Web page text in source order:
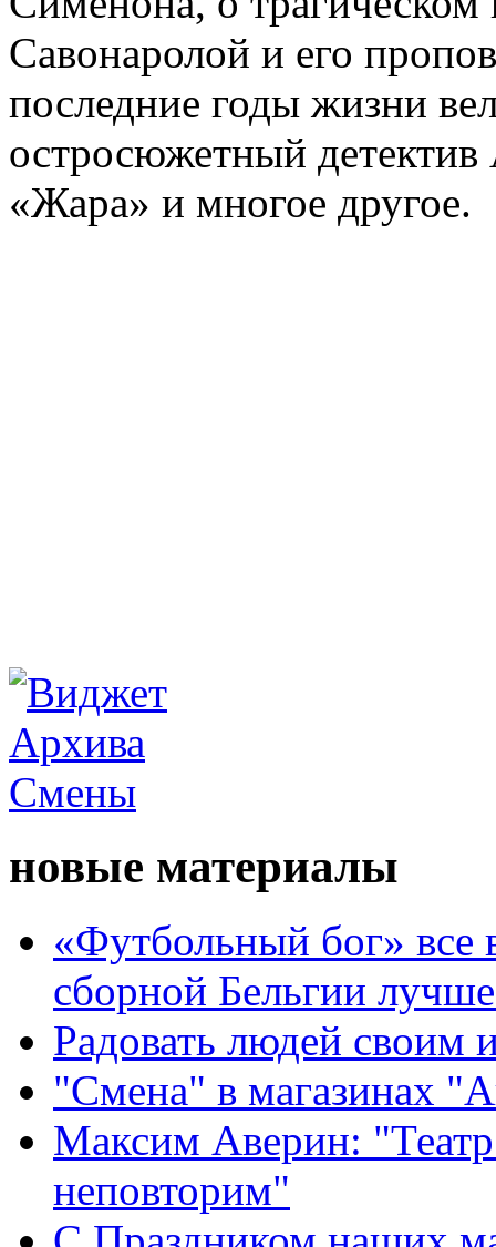
Савонаролой и его
последние годы жизни
остросюжетный детектив
«Жара» и многое другое.
новые материалы
«Футбольный бог» все
сборной Бельгии
Радовать людей своим
"Смена" в магазинах
Максим Аверин:
неповторим"